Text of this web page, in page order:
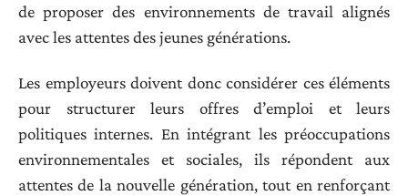
de proposer des environnements de travail alignés
avec les attentes des jeunes générations.
Les employeurs doivent donc considérer ces éléments
pour structurer leurs offres d’emploi et leurs
politiques internes. En intégrant les préoccupations
environnementales et sociales, ils répondent aux
attentes de la nouvelle génération, tout en renforçant